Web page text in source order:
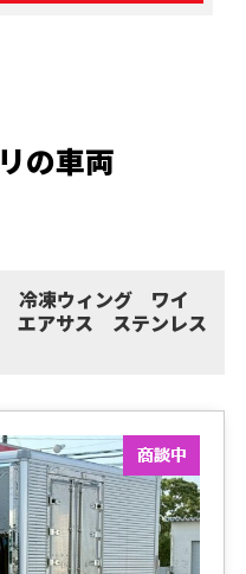
の車両
冷凍ウィング ワイ
アサス ステンレス